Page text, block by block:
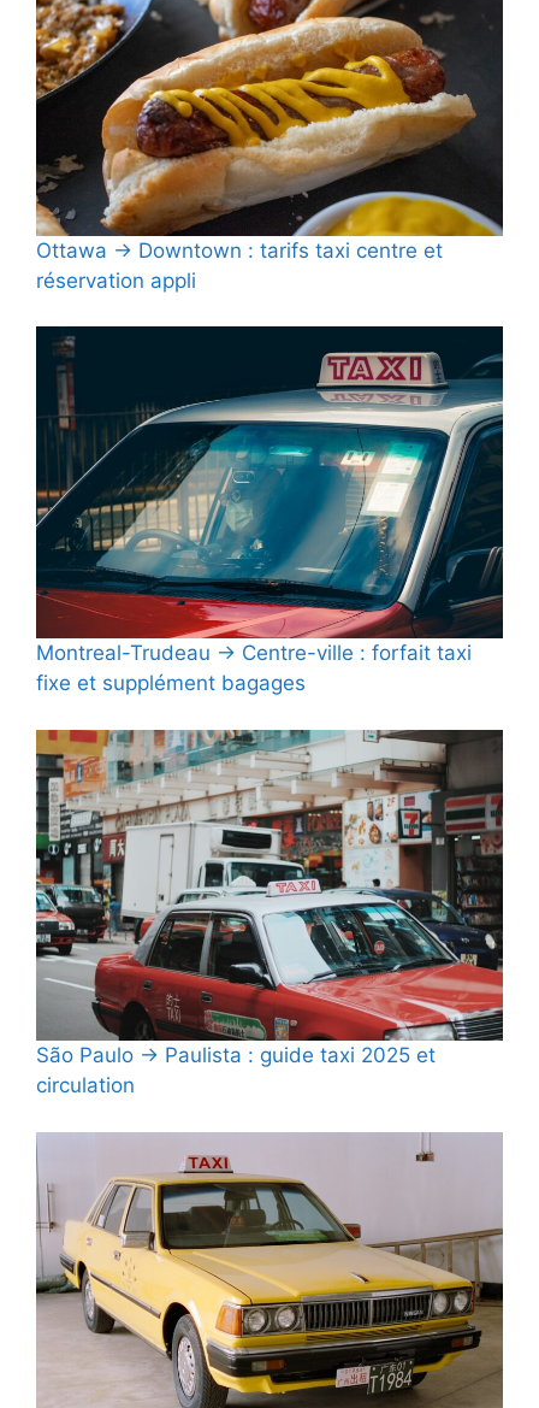
Ottawa → Downtown : tarifs taxi centre et
réservation appli
Montreal-Trudeau → Centre-ville : forfait taxi
fixe et supplément bagages
São Paulo → Paulista : guide taxi 2025 et
circulation